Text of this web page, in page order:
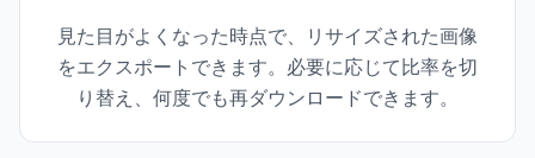
見た目がよくなった時点で、リサイズされた画像
をエクスポートできます。必要に応じて比率を切
り替え、何度でも再ダウンロードできます。